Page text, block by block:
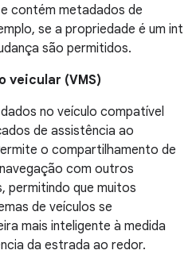
contém metadados de
se a propriedade é um int
são permitidos.
veicular (VMS)
no veículo compatível
de assistência ao
o compartilhamento de
com outros
permitindo que muitos
de veículos se
mais inteligente à medida
da estrada ao redor.